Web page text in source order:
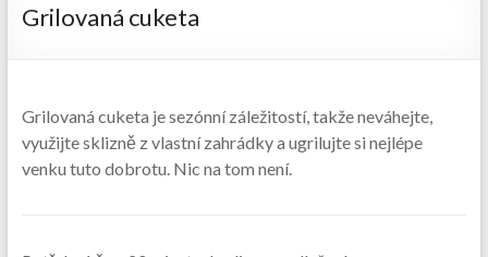
Grilovaná cuketa
Grilovaná cuketa je sezónní záležitostí, takže neváhejte,
využijte sklizně z vlastní zahrádky a ugrilujte si nejlépe
venku tuto dobrotu. Nic na tom není.